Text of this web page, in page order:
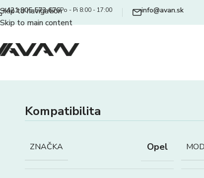
Skip to navigation
Skip to main content
+421 905 573 676Po - Pi 8:00 - 17:00 info@avan.sk
Kompatibilita
ZNAČKA Opel